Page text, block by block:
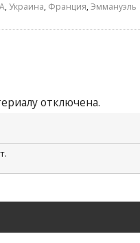
, Украина, Франция, Эммануэль
отключена.